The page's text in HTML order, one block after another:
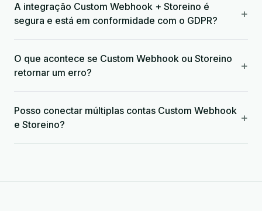
A integração Custom Webhook + Storeino é
segura e está em conformidade com o GDPR?
+
O que acontece se Custom Webhook ou Storeino
retornar um erro?
+
Posso conectar múltiplas contas Custom Webhook
e Storeino?
+